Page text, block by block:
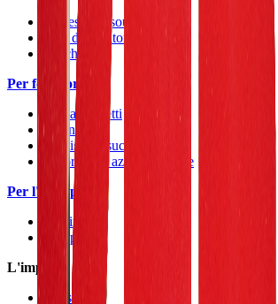
Processo di sourcing
Pool di fornitori
Matching
Per fornitori
Contatti diretti
Ordini
Analisi del successo
Panoramica aziende iscritte
Per l'Europa
Fornitori
Compratori
L'impresa
Chi siamo